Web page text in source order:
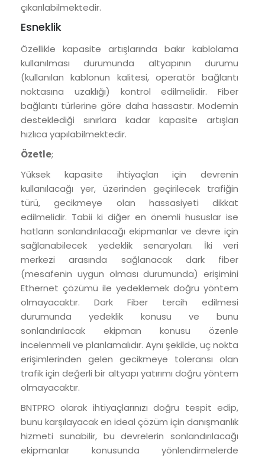
çıkarılabilmektedir.
Esneklik
Özellikle kapasite artışlarında bakır kablolama
kullanılması durumunda altyapının durumu
(kullanılan kablonun kalitesi, operatör bağlantı
noktasına uzaklığı) kontrol edilmelidir. Fiber
bağlantı türlerine göre daha hassastır. Modemin
desteklediği sınırlara kadar kapasite artışları
hızlıca yapılabilmektedir.
Özetle;
Yüksek kapasite ihtiyaçları için devrenin
kullanılacağı yer, üzerinden geçirilecek trafiğin
türü, gecikmeye olan hassasiyeti dikkat
edilmelidir. Tabii ki diğer en önemli hususlar ise
hatların sonlandırılacağı ekipmanlar ve devre için
sağlanabilecek yedeklik senaryoları. İki veri
merkezi arasında sağlanacak dark fiber
(mesafenin uygun olması durumunda) erişimini
Ethernet çözümü ile yedeklemek doğru yöntem
olmayacaktır. Dark Fiber tercih edilmesi
durumunda yedeklik konusu ve bunu
sonlandırılacak ekipman konusu özenle
incelenmeli ve planlamalıdır. Aynı şekilde, uç nokta
erişimlerinden gelen gecikmeye toleransı olan
trafik için değerli bir altyapı yatırımı doğru yöntem
olmayacaktır.
BNTPRO olarak ihtiyaçlarınızı doğru tespit edip,
bunu karşılayacak en ideal çözüm için danışmanlık
hizmeti sunabilir, bu devrelerin sonlandırılacağı
ekipmanlar konusunda yönlendirmelerde